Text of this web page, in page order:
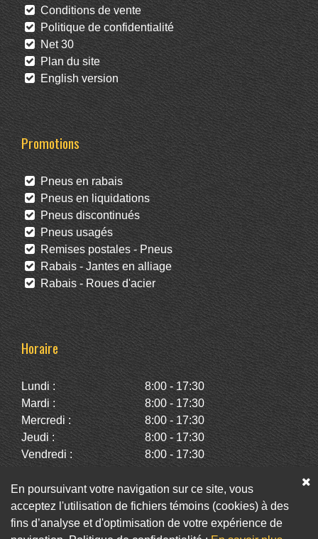
Conditions de vente
Politique de confidentialité
Net 30
Plan du site
English version
Promotions
Pneus en rabais
Pneus en liquidations
Pneus discontinués
Pneus usagés
Remises postales - Pneus
Rabais - Jantes en alliage
Rabais - Roues d'acier
Horaire
Lundi :
8:00 - 17:30
Mardi :
8:00 - 17:30
Mercredi :
8:00 - 17:30
Jeudi :
8:00 - 17:30
Vendredi :
8:00 - 17:30
Dimanche :
Fermé
Facebook Twitter Infolettre
En poursuivant votre navigation sur ce site, vous
acceptez l'utilisation de fichiers témoins (cookies) à des
fins d’analyse et d'optimisation de votre expérience de